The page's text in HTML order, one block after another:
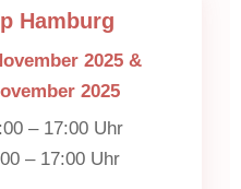
Hamburg
2025 &
2025
– 17:00 Uhr
– 17:00 Uhr